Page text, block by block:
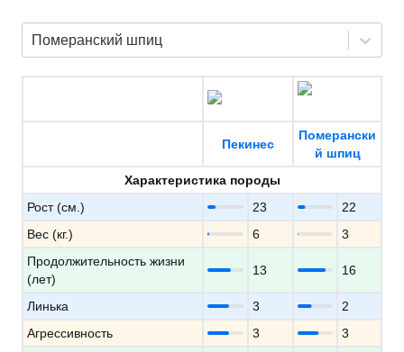
Померанский шпиц
Пекинес
Померански
й шпиц
Характеристика породы
Рост (см.)
23
22
Вес (кг.)
6
3
Продолжительность жизни
(лет)
13 16
Линька 3
2
Агрессивность
3
3